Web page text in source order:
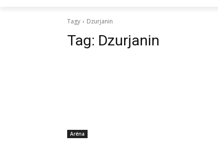
Tagy Dzurjanin
Tag: Dzurjanin
Aréna